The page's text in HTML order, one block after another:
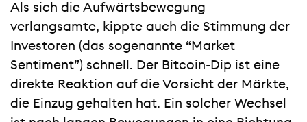
Als sich die Aufwärtsbewegung
verlangsamte, kippte auch die Stimmung der
Investoren (das sogenannte “Market
Sentiment”) schnell. Der Bitcoin-Dip ist eine
direkte Reaktion auf die Vorsicht der Märkte,
die Einzug gehalten hat. Ein solcher Wechsel